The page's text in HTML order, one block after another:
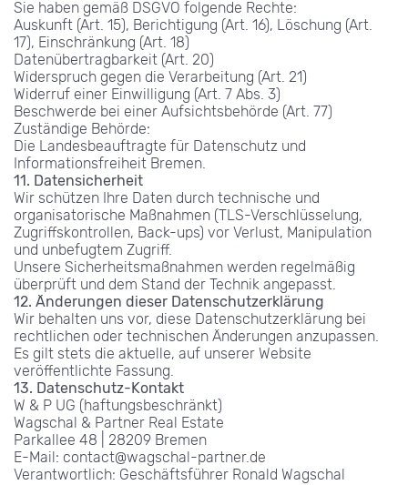
Sie haben gemäß DSGVO folgende Rechte:
Auskunft (Art. 15), Berichtigung (Art. 16), Löschung (Art.
17), Einschränkung (Art. 18)
Datenübertragbarkeit (Art. 20)
Widerspruch gegen die Verarbeitung (Art. 21)
Widerruf einer Einwilligung (Art. 7 Abs. 3)
Beschwerde bei einer Aufsichtsbehörde (Art. 77)
Zuständige Behörde:
Die Landesbeauftragte für Datenschutz und
Informationsfreiheit Bremen.
11. Datensicherheit
Wir schützen Ihre Daten durch technische und
organisatorische Maßnahmen (TLS-Verschlüsselung,
Zugriffskontrollen, Back-ups) vor Verlust, Manipulation
und unbefugtem Zugriff.
Unsere Sicherheitsmaßnahmen werden regelmäßig
überprüft und dem Stand der Technik angepasst.
12. Änderungen dieser Datenschutzerklärung
Wir behalten uns vor, diese Datenschutzerklärung bei
rechtlichen oder technischen Änderungen anzupassen.
Es gilt stets die aktuelle, auf unserer Website
veröffentlichte Fassung.
13. Datenschutz-Kontakt
W & P UG (haftungsbeschränkt)
Wagschal & Partner Real Estate
Parkallee 48 | 28209 Bremen
E-Mail: contact@wagschal-partner.de
Verantwortlich: Geschäftsführer Ronald Wagschal